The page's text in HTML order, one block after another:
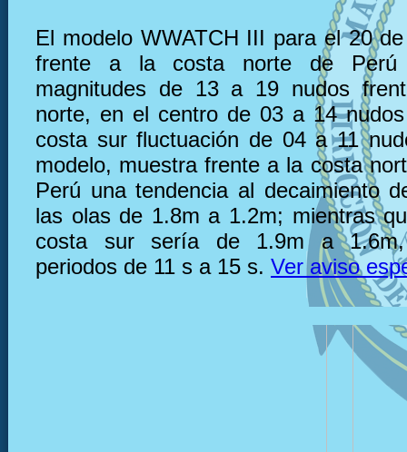
El modelo WWATCH III para el 20
frente a la costa norte de Perú
magnitudes de 13 a 19 nudos
norte, en el centro de 03 a 14
costa sur fluctuación de 04 a 11
modelo, muestra frente a la costa
Perú una tendencia al decaimiento
las olas de 1.8m a 1.2m; mientras
costa sur sería de 1.9m a
periodos de 11 s a 15 s. Ver aviso